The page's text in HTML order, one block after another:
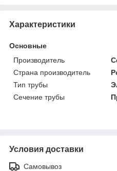
Характеристики
Основные
Производитель
Страна производитель
Тип трубы
Сечение трубы
Условия доставки
Самовывоз